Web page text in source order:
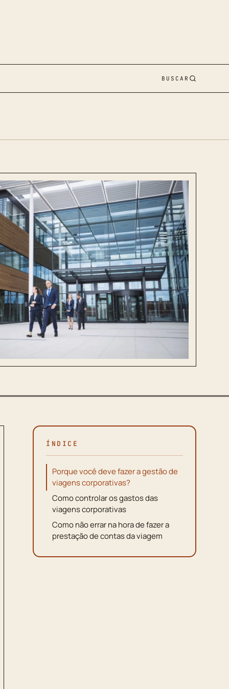
BUSCAR
ÍNDICE
Porque você deve fazer a gestão de
viagens corporativas?
Como controlar os gastos das
viagens corporativas
Como não errar na hora de fazer a
prestação de contas da viagem